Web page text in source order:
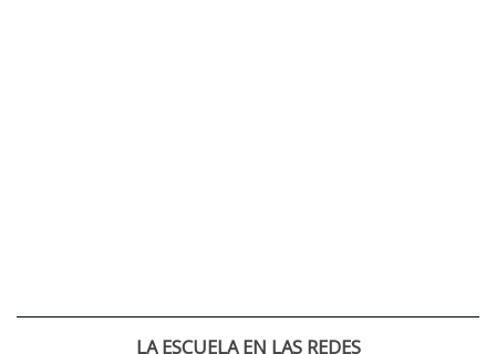
LA ESCUELA EN LAS REDES